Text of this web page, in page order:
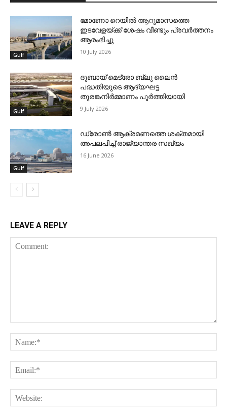
Gulf
മോണോ റെയില്‍ ആറുമാസത്തെ
ഇടവേളയ്ക്ക് ശേഷം വീണ്ടും പ്രവര്‍ത്തനം
ആരംഭിച്ചു
10 July 2026
Gulf
ദുബായ് മെട്രോ ബ്ലു ലൈന്‍
പദ്ധതിയുടെ ആദ്യഘട്ട
തുരങ്കനിര്‍മ്മാണം പൂര്‍ത്തിയായി
9 July 2026
Gulf
ഡ്രോണ്‍ ആക്രമണത്തെ ശക്തമായി
അപലപിച്ച് രാജ്യാന്തര സഖ്യം
16 June 2026
LEAVE A REPLY